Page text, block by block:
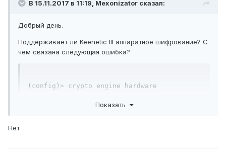
В 15.11.2017 в 11:19, Mexonizator сказал:
Добрый день.
Поддерживает ли Keenetic III аппаратное шифрование? С
чем связана следующая ошибка?
(config)> crypto engine hardware
argument parse error.
Спасибо!
Показать
Нет